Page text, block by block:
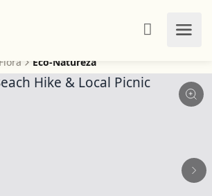
Eco-Natureza